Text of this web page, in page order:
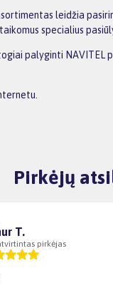
leidžia
specialius
palyginti
Pirkėjų
T.
pirkėjas